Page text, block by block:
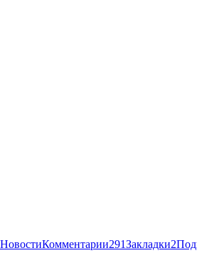
НовостиКомментарии291Закладки2